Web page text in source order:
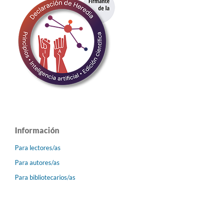
Información
Para lectores/as
Para autores/as
Para bibliotecarios/as